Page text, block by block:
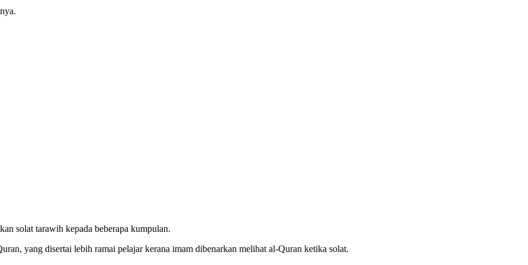
solat tarawih kepada beberapa kumpulan.
yang disertai lebih ramai pelajar kerana imam dibenarkan melihat al-Quran ketika solat.